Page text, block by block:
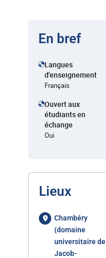
En bref
Langues
d'enseignement
Français
Ouvert aux
étudiants en
échange
Oui
Lieux
Chambéry
(domaine
universitaire de
Jacob-